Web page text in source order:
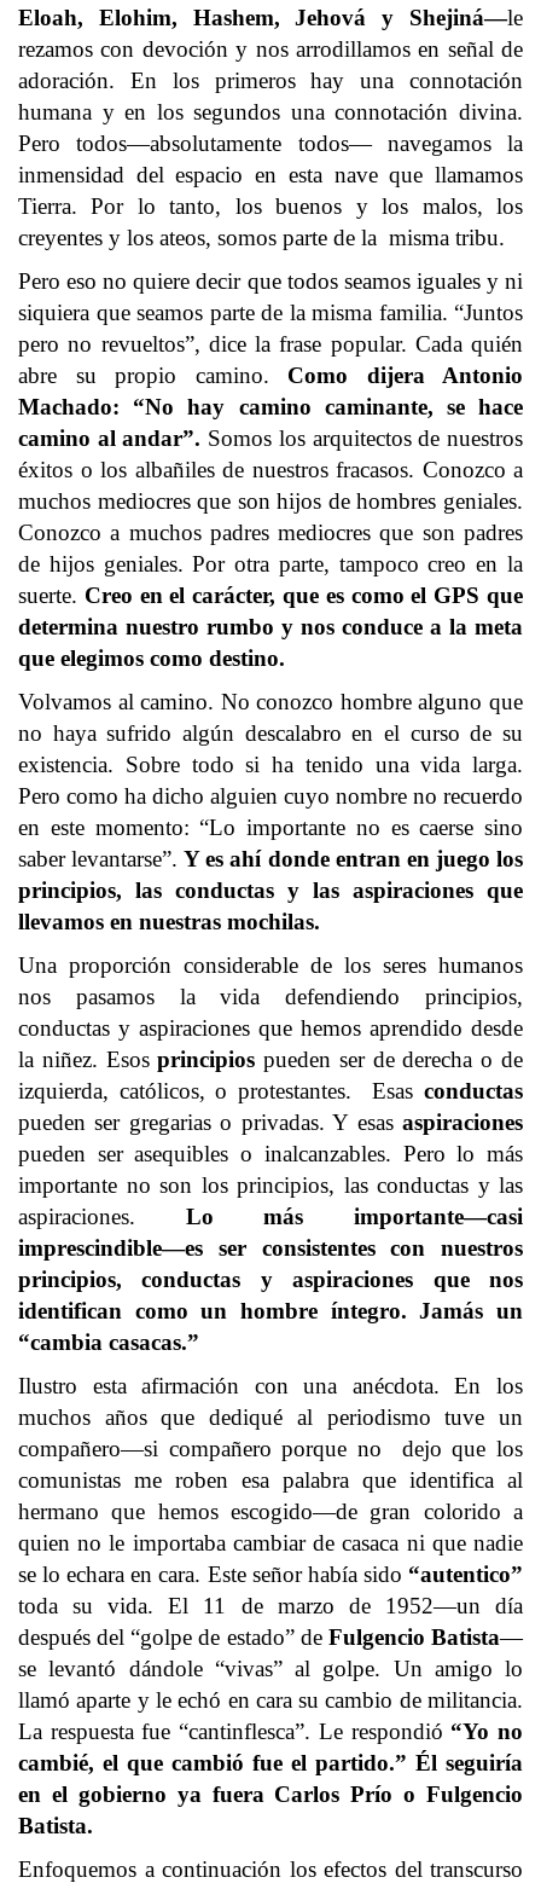
Eloah, Elohim, Hashem, Jehová y Shejiná—le
rezamos con devoción y nos arrodillamos en señal de
adoración. En los primeros hay una connotación
humana y en los segundos una connotación divina.
Pero todos—absolutamente todos— navegamos la
inmensidad del espacio en esta nave que llamamos
Tierra. Por lo tanto, los buenos y los malos, los
creyentes y los ateos, somos parte de la misma tribu.
Pero eso no quiere decir que todos seamos iguales y ni
siquiera que seamos parte de la misma familia. “Juntos
pero no revueltos”, dice la frase popular. Cada quién
abre su propio camino. Como dijera Antonio
Machado: “No hay camino caminante, se hace
camino al andar”. Somos los arquitectos de nuestros
éxitos o los albañiles de nuestros fracasos. Conozco a
muchos mediocres que son hijos de hombres geniales.
Conozco a muchos padres mediocres que son padres
de hijos geniales. Por otra parte, tampoco creo en la
suerte. Creo en el carácter, que es como el GPS que
determina nuestro rumbo y nos conduce a la meta
que elegimos como destino.
Volvamos al camino. No conozco hombre alguno que
no haya sufrido algún descalabro en el curso de su
existencia. Sobre todo si ha tenido una vida larga.
Pero como ha dicho alguien cuyo nombre no recuerdo
en este momento: “Lo importante no es caerse sino
saber levantarse”.Y es ahí donde entran en juego los
principios, las conductas y las aspiraciones que
llevamos en nuestras mochilas.
Una proporción considerable de los seres humanos
nos pasamos la vida defendiendo principios,
conductas y aspiraciones que hemos aprendido desde
la niñez. Esosprincipios pueden ser de derecha o de
izquierda, católicos, o protestantes. Esas conductas
pueden ser gregarias o privadas. Y esas aspiraciones
pueden ser asequibles o inalcanzables. Pero lo más
importante no son los principios, las conductas y las
aspiraciones. Lo más importante—casi
imprescindible—es ser consistentes con nuestros
principios, conductas y aspiraciones que nos
identifican como un hombre íntegro. Jamás un
“cambia casacas.”
Ilustro esta afirmación con una anécdota. En los
muchos años que dediqué al periodismo tuve un
compañero—si compañero porque no dejo que los
comunistas me roben esa palabra que identifica al
hermano que hemos escogido—de gran colorido a
quien no le importaba cambiar de casaca ni que nadie
se lo echara en cara. Este señor había sido “autentico”
toda su vida. El 11 de marzo de 1952—un día
después del “golpe de estado” de Fulgencio Batista—
se levantó dándole “vivas” al golpe. Un amigo lo
llamó aparte y le echó en cara su cambio de militancia.
La respuesta fue “cantinflesca”. Le respondió “Yo no
cambié, el que cambió fue el partido.” Él seguiría
en el gobierno ya fuera Carlos Prío o Fulgencio
Batista.
Enfoquemos a continuación los efectos del transcurso